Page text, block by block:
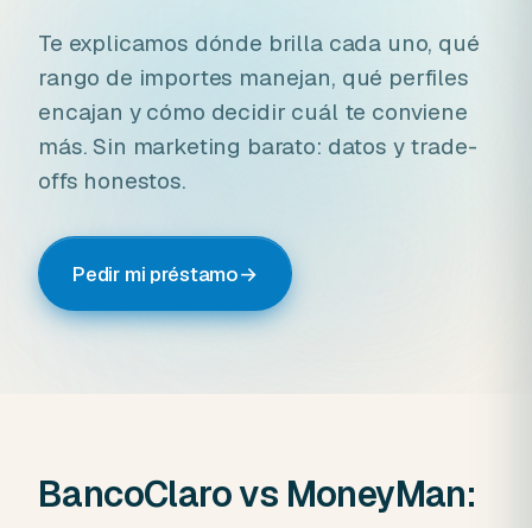
Te explicamos dónde brilla cada uno, qué
rango de importes manejan, qué perfiles
encajan y cómo decidir cuál te conviene
más. Sin marketing barato: datos y trade-
offs honestos.
Pedir mi préstamo→
BancoClaro vs MoneyMan: